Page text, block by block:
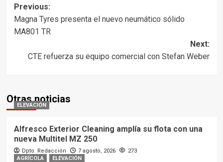
Post
navigation
Previous:
Magna Tyres presenta el nuevo neumático sólido
MA801 TR
Next:
CTE refuerza su equipo comercial con Stefan Weber
Otras noticias
ELEVACIÓN
Alfresco Exterior Cleaning amplía su flota con una
nueva Multitel MZ 250
Dpto. Redacción 7 agosto, 2026
273
AGRÍCOLA
ELEVACIÓN